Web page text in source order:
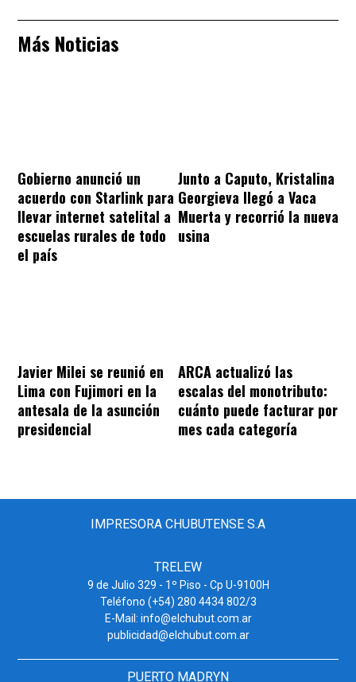
Más Noticias
Gobierno anunció un
acuerdo con Starlink para
llevar internet satelital a
escuelas rurales de todo
el país
Junto a Caputo, Kristalina
Georgieva llegó a Vaca
Muerta y recorrió la nueva
usina
Javier Milei se reunió en
Lima con Fujimori en la
antesala de la asunción
presidencial
ARCA actualizó las
escalas del monotributo:
cuánto puede facturar por
mes cada categoría
IMPRESORA CHUBUTENSE S.A
TRELEW
9 de Julio 329 - 1º Piso - Cp U-9100H
Teléfono (+54) 280 4434 802/3
E-Mail: info@elchubut.com.ar
publicidad@elchubut.com.ar
PUERTO MADRYN